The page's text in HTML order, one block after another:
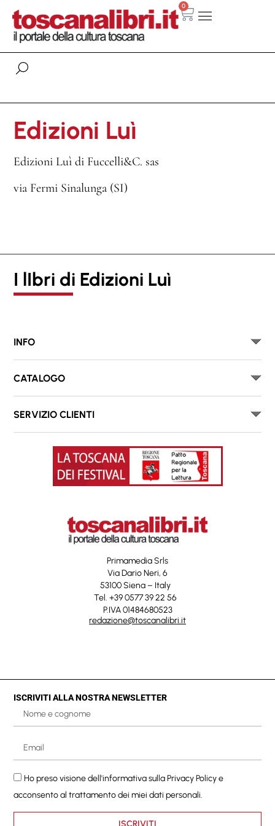
0
Edizioni Luì
Edizioni Luì di Fuccelli&C. sas
via Fermi Sinalunga (SI)
I lIbri di Edizioni Luì
INFO
CATALOGO
SERVIZIO CLIENTI
Primamedia Srls
Via Dario Neri, 6
53100 Siena – Italy
Tel. +39 0577 39 22 56
P.IVA 01484680523
redazione@toscanalibri.it
ISCRIVITI ALLA NOSTRA NEWSLETTER
Ho preso visione dell'informativa sullaPrivacy Policye
acconsento al trattamento dei miei dati personali.
ISCRIVITI